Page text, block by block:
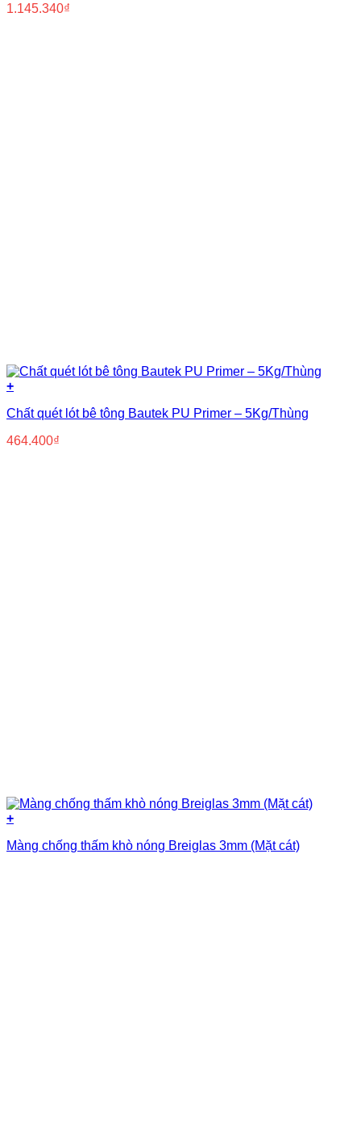
1.145.340₫
+
Chất quét lót bê tông Bautek PU Primer – 5Kg/Thùng
464.400₫
+
Màng chống thấm khò nóng Breiglas 3mm (Mặt cát)